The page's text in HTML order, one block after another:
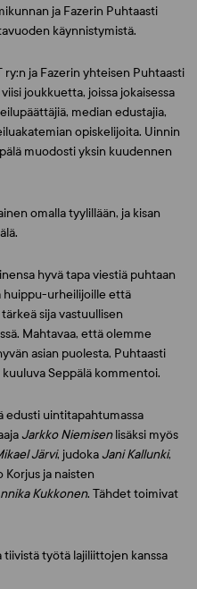
ja Fazerin Puhtaasti
käynnistymistä.
ja Fazerin yhteisen Puhtaasti
joukkuetta, joissa jokaisessa
median edustajia,
opiskelijoita. Uinnin
muodosti yksin kuudennen
omalla tyylillään, ja kisan
hyvä tapa viestiä puhtaan
huippu-urheilijoille että
sija vastuullisen
Mahtavaa, että olemme
asian puolesta, Puhtaasti
Seppälä kommentoi.
edusti uintitapahtumassa
Jarkko Niemisenlisäksi myös
Järvi, judoka Jani Kallunki,
ja naisten
Kukkonen. Tähdet toimivat
tiivistä työtä lajiliittojen kanssa